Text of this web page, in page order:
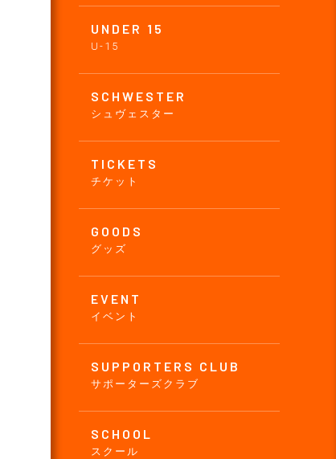
UNDER 15
U-15
SCHWESTER
シュヴェスター
TICKETS
チケット
GOODS
グッズ
EVENT
イベント
SUPPORTERS CLUB
サポーターズクラブ
SCHOOL
スクール